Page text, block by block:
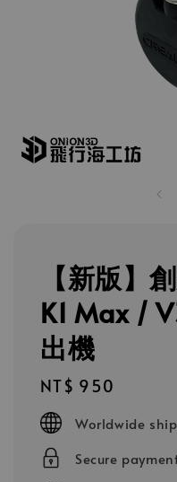
【新版】
K1 Max /
出機
Regular
price
NT$ 950
Worldwide
Secure